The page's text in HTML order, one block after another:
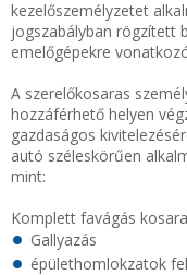
kezelőszemélyzetet
jogszabályban rögzített
emelőgépekre
A szerelőkosaras
hozzáférhető helyen
gazdaságos
autó széleskörűen
mint:
Komplett favágás
Gallyazás
épülethomlokzatok